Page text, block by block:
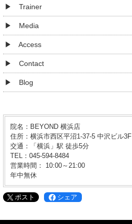
院名：BEYOND 横浜店
住所：横浜市西区平沼1-37-5 中沢ビル3F
交通：「横浜」駅 徒歩5分
TEL：045-594-8484
営業時間： 10:00～21:00
年中無休
ポスト シェア
Trainer
Media
Access
Contact
Blog